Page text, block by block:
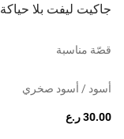
جاكيت ليفت بلا حياكة
قصّة مناسبة
أسود / أسود صخري
30.00 ر.ع